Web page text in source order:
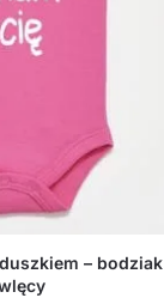
– bodziak